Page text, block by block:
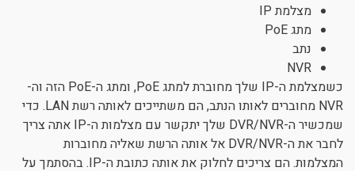
מצלמת IP
מתג PoE
נתב
NVR
כשמצלמת ה-IP שלך מחוברת למתג PoE, ומתג ה-PoE הזה וה-
NVR מחוברים לאותו הנתב, הם משתייכים לאותה רשת LAN. כדי
שמכשיר ה-DVR/NVR שלך יתקשר עם מצלמות ה-IP אתה צריך
לחבר את ה-DVR/NVR אל אותה הרשת שאליה מחוברות
המצלמות. הם צריכים לחלוק את אותה כתובת ה-IP. בהסתמך על